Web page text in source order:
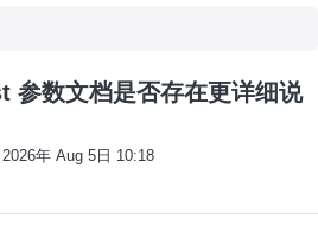
参数文档是否存在更详细说
2026年 Aug 5日 10:18